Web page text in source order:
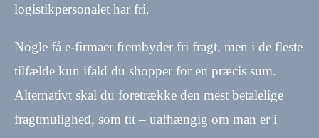
logistikpersonalet har fri.
Nogle få e-firmaer frembyder fri fragt, men i de fleste
tilfælde kun ifald du shopper for en præcis sum.
Alternativt skal du foretrække den mest betalelige
fragtmulighed, som tit – uafhængig om man er i